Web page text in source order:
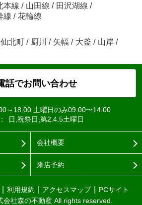
本線 / 山田線 / 田沢湖線 /
線 / 花輪線
仙北町 / 厨川 / 矢幅 / 大釜 / 山岸 /
話でお問い合わせ
～18:00 土曜日のみ09:00〜14:00
日,祝祭日,第2.4.5土曜日
会社概要
来店予約
利用規約 アクセスマップ
PCサイト
社森の不動産 All rights reserved.